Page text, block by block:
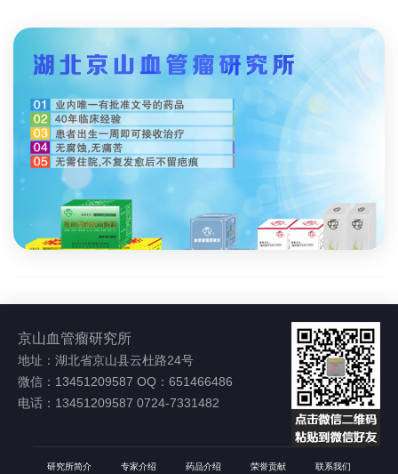
京山血管瘤研究所
地址：湖北省京山县云杜路24号
微信：13451209587 OQ：651466486
电话：13451209587 0724-7331482
研究所简介 专家介绍 药品介绍 荣誉贡献 联系我们